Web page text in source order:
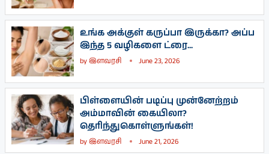
உங்க அக்குள் கருப்பா இருக்கா? அப்ப
இந்த 5 வழிகளை ட்ரை...
byஇளவரசி June 23, 2026
பிள்ளையின் படிப்பு முன்னேற்றம்
அம்மாவின் கையிலா?
தெரிந்துகொள்ளுங்கள்!
byஇளவரசி June 21, 2026